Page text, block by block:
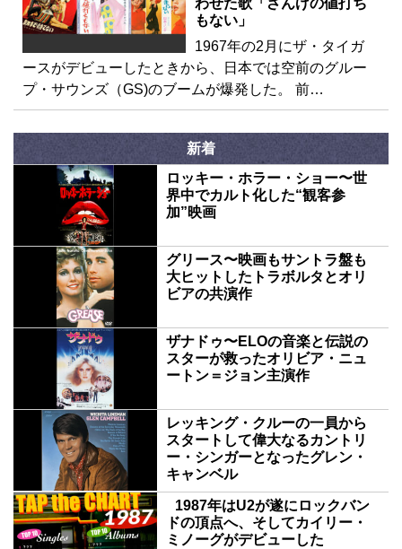
わせた歌「ざんげの値打ち
もない」
1967年の2月にザ・タイガ
ースがデビューしたときから、日本では空前のグルー
プ・サウンズ（GS)のブームが爆発した。 前…
新着
ロッキー・ホラー・ショー〜世
界中でカルト化した“観客参
加”映画
グリース〜映画もサントラ盤も
大ヒットしたトラボルタとオリ
ビアの共演作
ザナドゥ〜ELOの音楽と伝説の
スターが救ったオリビア・ニュ
ートン＝ジョン主演作
レッキング・クルーの一員から
スタートして偉大なるカントリ
ー・シンガーとなったグレン・
キャンベル
1987年はU2が遂にロックバン
ドの頂点へ、そしてカイリー・
ミノーグがデビューした